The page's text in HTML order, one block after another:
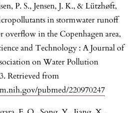
P. S., Jensen, J. K., & Lützhøft,
in stormwater runoff
overflow in the Copenhagen area,
and Technology : A Journal of
on Water Pollution
Retrieved from
pubmed/220970247